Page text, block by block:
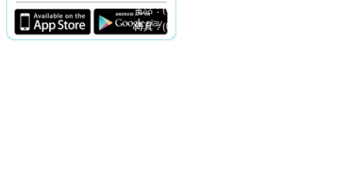
電話：(02)2369-9050
傳真：(02)2362-7816